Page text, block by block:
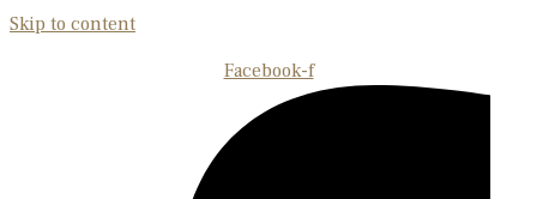
Skip to content
Facebook-f